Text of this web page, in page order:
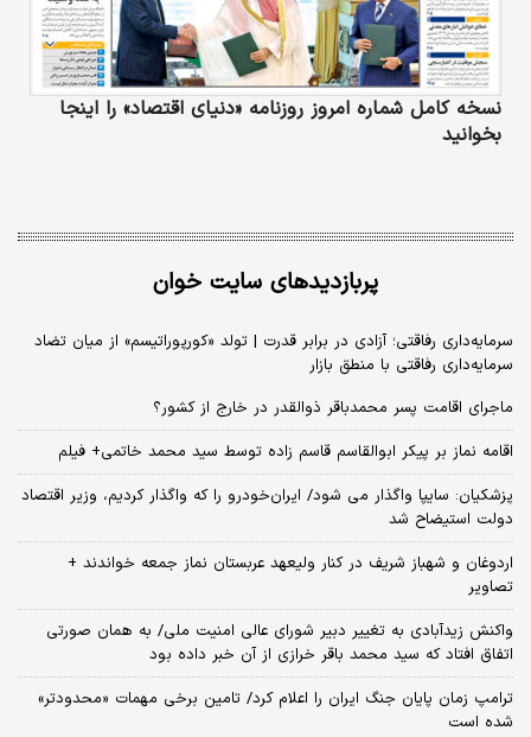
نسخه کامل شماره امروز روزنامه «دنیای‌ اقتصاد» را اینجا
بخوانید
پربازدیدهای سایت خوان
سرمایه‌داری رفاقتی؛ آزادی در برابر قدرت | تولد «کورپوراتیسم» از میان تضاد
سرمایه‌داری رفاقتی با منطق بازار
ماجرای اقامت پسر محمدباقر ذوالقدر در خارج از کشور؟
اقامه نماز بر پیکر ابوالقاسم قاسم زاده توسط سید محمد خاتمی+ فیلم
پزشکیان: سایپا واگذار می شود/ ایران‌خودرو را که واگذار کردیم، وزیر اقتصاد
دولت استیضاح شد
اردوغان و شهباز شریف در کنار ولیعهد عربستان نماز جمعه خواندند +
تصاویر
واکنش زیدآبادی به تغییر دبیر شورای عالی امنیت ملی/ به همان صورتی
اتفاق افتاد که سید محمد باقر خرازی از آن خبر داده بود
ترامپ زمان پایان جنگ ایران را اعلام کرد/ تامین برخی مهمات «محدودتر»
شده است